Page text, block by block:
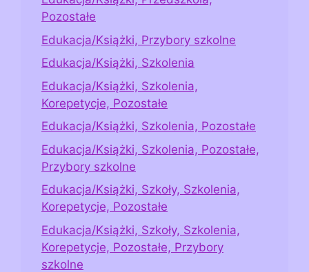
Pozostałe
Edukacja/Książki, Przybory szkolne
Edukacja/Książki, Szkolenia
Edukacja/Książki, Szkolenia,
Korepetycje, Pozostałe
Edukacja/Książki, Szkolenia, Pozostałe
Edukacja/Książki, Szkolenia, Pozostałe,
Przybory szkolne
Edukacja/Książki, Szkoły, Szkolenia,
Korepetycje, Pozostałe
Edukacja/Książki, Szkoły, Szkolenia,
Korepetycje, Pozostałe, Przybory
szkolne